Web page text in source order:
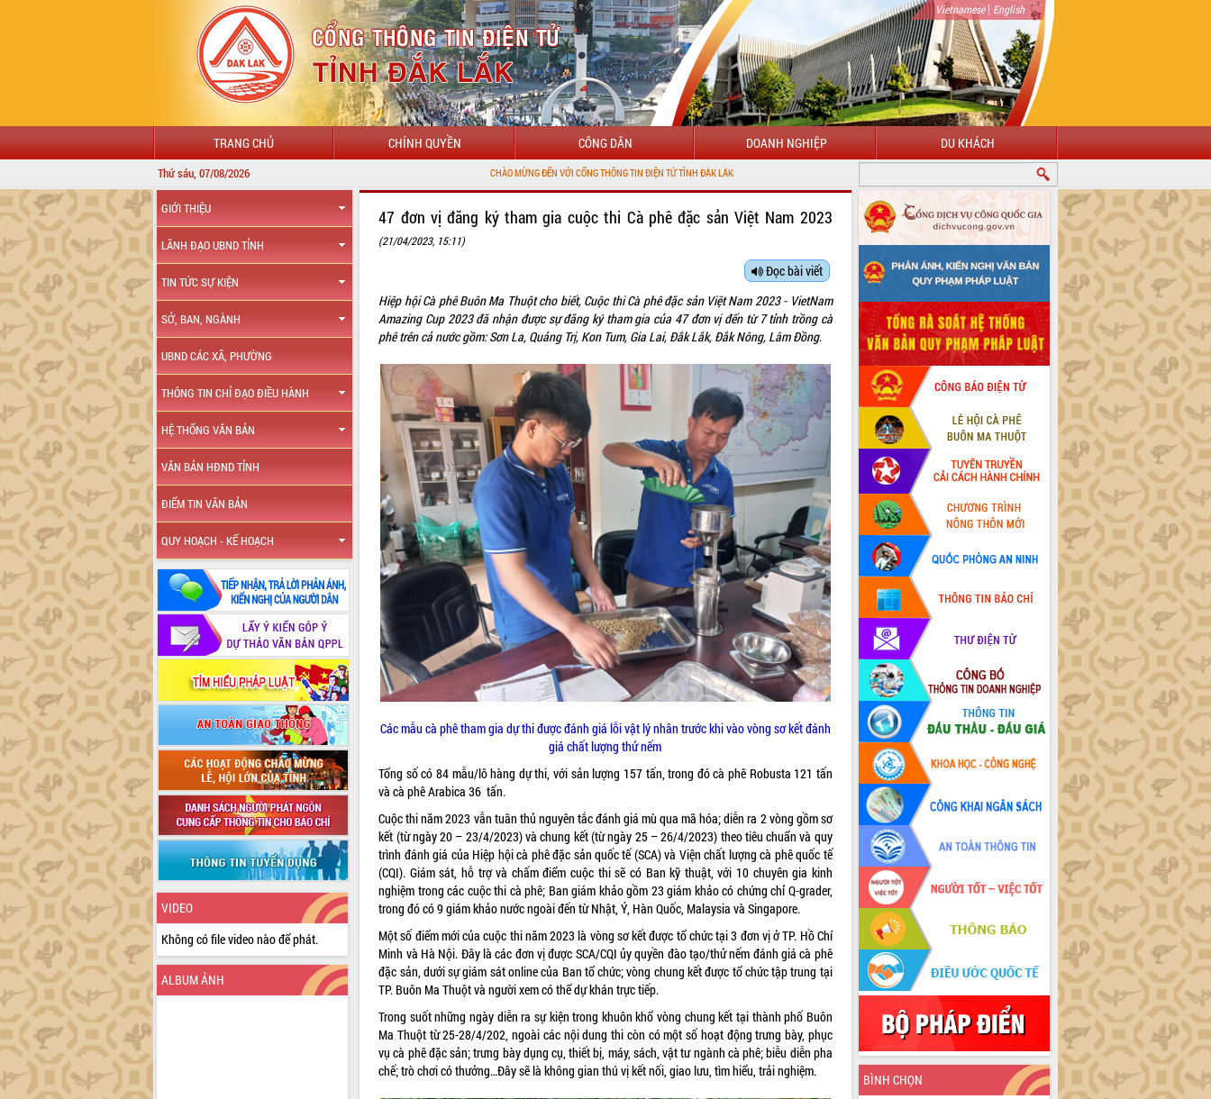
Vietnamese| English
TRANG CHỦ CHÍNH QUYỀN CÔNG DÂN DOANH NGHIỆP DU KHÁCH
Thứ sáu, 07/08/2026 CHÀO MỪNG ĐẾN VỚI CỔNG THÔNG TIN ĐIỆN TỬ TỈNH ĐẮK LẮK
GIỚI THIỆU
LÃNH ĐẠO UBND TỈNH
TIN TỨC SỰ KIỆN
SỞ, BAN, NGÀNH
UBND CÁC XÃ, PHƯỜNG
THÔNG TIN CHỈ ĐẠO ĐIỀU HÀNH
HỆ THỐNG VĂN BẢN
VĂN BẢN HĐND TỈNH
ĐIỂM TIN VĂN BẢN
QUY HOẠCH - KẾ HOẠCH
VIDEO
Không có file video nào để phát.
ALBUM ẢNH
47 đơn vị đăng ký tham gia cuộc thi Cà phê đặc sản Việt Nam 2023
(21/04/2023, 15:11)
Đọc bài viết
Hiệp hội Cà phê Buôn Ma Thuột cho biết, Cuộc thi Cà phê đặc sản Việt Nam 2023 - VietNam
Amazing Cup 2023 đã nhận được sự đăng ký tham gia của 47 đơn vị đến từ 7 tỉnh trồng cà
phê trên cả nước gồm: Sơn La, Quảng Trị, Kon Tum, Gia Lai, Đắk Lắk, Đắk Nông, Lâm Đồng.
Các mẫu cà phê tham gia dự thi được đánh giá lỗi vật lý nhân trước khi vào vòng sơ kết đánh
giá chất lượng thử nếm
Tổng số có 84 mẫu/lô hàng dự thi, với sản lượng 157 tấn, trong đó cà phê Robusta 121 tấn
và cà phê Arabica 36 tấn.
Cuộc thi năm 2023 vẫn tuân thủ nguyên tắc đánh giá mù qua mã hóa; diễn ra 2 vòng gồm sơ
kết (từ ngày 20 – 23/4/2023) và chung kết (từ ngày 25 – 26/4/2023) theo tiêu chuẩn và quy
trình đánh giá của Hiệp hội cà phê đặc sản quốc tế (SCA) và Viện chất lượng cà phê quốc tế
(CQI). Giám sát, hỗ trợ và chấm điểm cuộc thi sẽ có Ban kỹ thuật, với 10 chuyên gia kinh
nghiệm trong các cuộc thi cà phê; Ban giám khảo gồm 23 giám khảo có chứng chỉ Q-grader,
trong đó có 9 giám khảo nước ngoài đến từ Nhật, Ý, Hàn Quốc, Malaysia và Singapore.
Một số điểm mới của cuộc thi năm 2023 là vòng sơ kết được tổ chức tại 3 đơn vị ở TP. Hồ Chí
Minh và Hà Nội. Đây là các đơn vị được SCA/CQI ủy quyền đào tạo/thử nếm đánh giá cà phê
đặc sản, dưới sự giám sát online của Ban tổ chức; vòng chung kết được tổ chức tập trung tại
TP. Buôn Ma Thuột và người xem có thể dự khán trực tiếp.
Trong suốt những ngày diễn ra sự kiện trong khuôn khổ vòng chung kết tại thành phố Buôn
Ma Thuột từ 25-28/4/202, ngoài các nội dung thi còn có một số hoạt động trưng bày, phục
vụ cà phê đặc sản; trưng bày dụng cụ, thiết bị, máy, sách, vật tư ngành cà phê; biễu diễn pha
chế; trò chơi có thưởng…Đây sẽ là không gian thú vị kết nối, giao lưu, tìm hiểu, trải nghiệm.
BÌNH CHỌN